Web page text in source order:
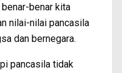
benar kita
nilai-nilai pancasila
dan bernegara.
pancasila tidak